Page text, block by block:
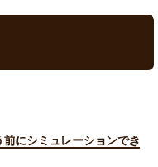
にシミュレーションでき